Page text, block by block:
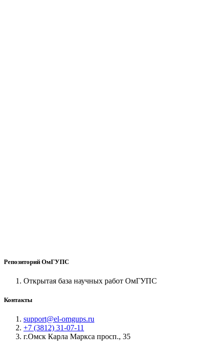
Репозиторий ОмГУПС
Открытая база научных работ ОмГУПС
Контакты
support@el-omgups.ru
+7 (3812) 31-07-11
г.Омск Карла Маркса просп., 35